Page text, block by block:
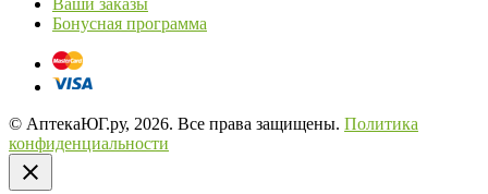
Ваши заказы
Бонусная программа
© АптекаЮГ.ру, 2026. Все права защищены. Политика
конфиденциальности